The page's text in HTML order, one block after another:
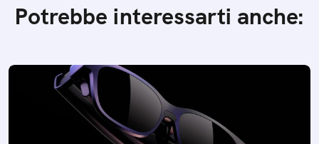
Potrebbe interessarti anche: